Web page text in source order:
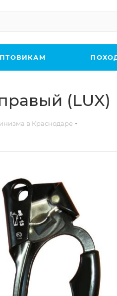
(LUX)
в Краснодаре